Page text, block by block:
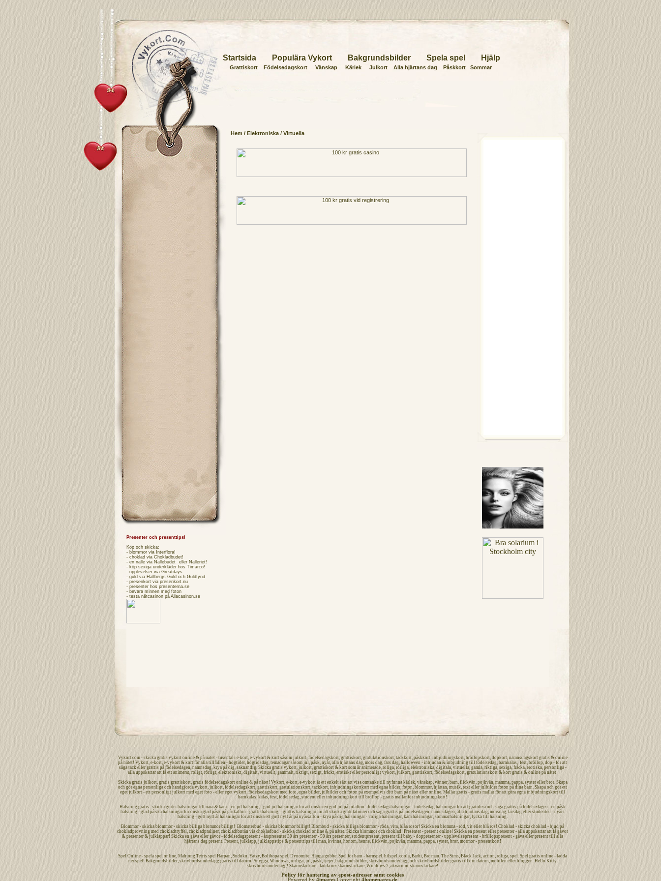
Startsida Populära Vykort Bakgrundsbilder Spela spel Hjälp
Grattiskort Födelsedagskort Vänskap Kärlek Julkort Alla hjärtans dag Påskkort Sommar
Hem / Elektroniska/ Virtuella
Presenter och presenttips!
Köp och skicka:
- blommor via Interflora!
- choklad via Chokladbudet!
- en nalle via Nallebudet eller Nalleriet!
- köp sexiga underkläder hos Timarco!
- upplevelser via Greatdays
- guld via Hallbergs Guld och Guldfynd
- presenkort via presenkort.nu
- presenter hos presenterna.se
- bevara minnen med foton
- testa nätcasinon på Allacasinon.se
Vykort.com- skicka gratis vykort online& på nätet- tusentals e-kort, e-vykort& kortsåsom julkort, födelsedagskort, grattiskort, gratulationskort, tackkort, påskkort, inbjudningskort, bröllopskort, dopkort, namnsdagskort gratis& online
på nätet! Vykort, e-kort, e-vykort & kort för alla tillfällen - högtider, högtidsdag, temadagar såsom jul, påsk, nyår, alla hjärtans dag, mors dag, fars dag, halloween - inbjudan & inbjudning till födelsedag, barnkalas, fest, bröllop, dop - för att
säga tackeller grattispå födelsedagen, namnsdag, krya på dig, saknar dig. Skicka gratis vykort, julkort, grattiskort& kortsom är animerade, roliga, rörliga, elektroniska, digitala, virtuella, gamla, riktiga, sexiga, fräcka, erotiska, personliga-
alla uppskattar att få ett animerat, roligt, rörligt, elektroniskt, digitalt, virtuellt, gammalt, riktigt, sexigt, fräckt, erotiskteller personligt vykort, julkort, grattiskort, födelsedagskort, gratulationskort& kort gratis & online på nätet!
Skicka gratis julkort, gratis grattiskort, gratis födelsedagskort online& på nätet! Vykort, e-kort, e-vykortär ett enkelt sätt att visa omtanke till nyfunna kärlek, vänskap, vänner, barn, flickvän, pojkvän, mamma, pappa, systereller bror. Skapa
och gör egna personliga och handgjorda vykort, julkort, födelsedagskort, grattiskort, gratulationskort, tackkort, inbjudningskortkort med egna bilder, foton, blommor, hjärtan, musik, text eller julbilder foton på dina barn. Skapa och gör ett
eget julkort - ett personligt julkort med eget foto - eller eget vykort, födelsedagskort med foto, egna bilder, julbilder och foton på exempelvis ditt barn på nätet eller online. Mallar gratis - gratis mallar för att göra egna inbjudningskort till
barnkalas, kalas, fest, födelsedag, student eller inbjudningskort till bröllop - gratis mallar för inbjudningskort!
Hälsning gratis - skicka gratis hälsningar till nära & kära - en jul hälsning - god jul hälsningar för att önska en god jul på julafton - födelsedagshälsningar - födelsedag hälsningar för att gratulera och säga grattis på födelsedagen - en påsk
hälsning - glad på ska hälsningar för önska glad påsk på påskafton - grattishälsning - grattis hälsningar för att skicka gratulationer och säga grattis påfödelsedagen, namnsdagen, alla hjärtans dag, morsdag, farsdag eller studenten - nyårs
hälsning - gott nytt år hälsningar för att önska ett gott nytt år på nyårsafton - krya på dig hälsningar - roliga hälsningar, kära hälsningar, sommarhälsningar, lycka till hälsning.
Blommor - skicka blommor - skicka billiga blommor billigt! Blomsterbud - skicka blommor billigt! Blombud - skicka billiga blommor - röda, vita, blåa rosor! Skicka en blomma - röd, vit eller blå ros! Choklad - skicka choklad - bjud på
chokladprovning med chokladtryffel, chokladpraliner, chokladfontän via chokladbud - skicka choklad online & på nätet. Skicka blommor och choklad! Presenter - present online! Skicka en present eller presenter - alla uppskattar att få gåvor
& presenter & julklappar! Skicka en gåva eller gåvor - födelsedagspresent - årspresenter 30 års presenter - 50 års presenter, studentpresent, present till baby - doppresenter - upplevelsepresent - bröllopspresent - gåva eller present till alla
hjärtans dag present. Present, julklapp, julklappstips & presenttips till man, kvinna, honom, henne, flickvän, pojkvän, mamma, pappa, syster, bror, mormor - presentkort!
Spel Online - spela spel online, Mahjong,Tetris spel Harpan, Sudoku, Yatzy, Bolibopa spel, Dynomite, Hänga gubbe, Spel för barn - barnspel, bilspel, coola, Barbi, Pac man, The Sims, Black Jack, action, roliga, spel. Spel gratis online - ladda
ner spel! Bakgrundsbilder, skrivbordsunderlägg gratis till datorn! Snygga, Windows, rörliga, jul, påsk, tjejer, bakgrundsbilder, skrivbordsunderlägg och skrivbordsbilder gratis till din datorn, mobilen eller bloggen. Hello Kitty
skrivbordsunderlägg! Skärmsläckare - ladda ner skärmsläckare, Windows 7, akvarium, skärmsläckare!
Policy för hantering av epost-adresser samt cookies
Powered by 4images Copyright 4homepages.de